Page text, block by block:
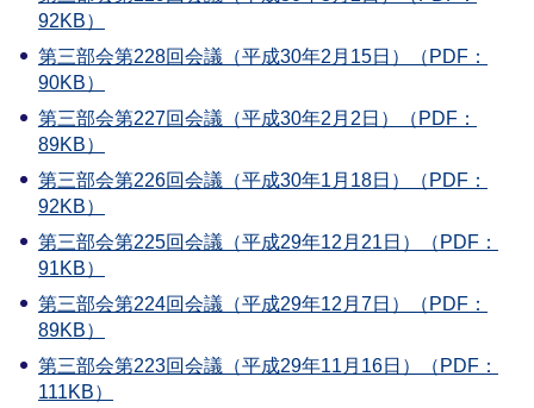
92KB）
第三部会第228回会議（平成30年2月15日）（PDF：
90KB）
第三部会第227回会議（平成30年2月2日）（PDF：
89KB）
第三部会第226回会議（平成30年1月18日）（PDF：
92KB）
第三部会第225回会議（平成29年12月21日）（PDF：
91KB）
第三部会第224回会議（平成29年12月7日）（PDF：
89KB）
第三部会第223回会議（平成29年11月16日）（PDF：
111KB）